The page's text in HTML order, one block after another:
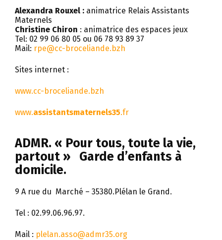
Alexandra Rouxel : animatrice Relais Assistants
Maternels
Christine Chiron : animatrice des espaces jeux
Tel: 02 99 06 80 05 ou 06 78 93 89 37
Mail: rpe@cc-broceliande.bzh
Sites internet :
www.cc-broceliande.bzh
www.assistantsmaternels35.fr
ADMR. « Pour tous, toute la vie,
partout » Garde d’enfants à
domicile.
9 A rue du Marché – 35380.Plélan le Grand.
Tel : 02.99.06.96.97.
Mail : plelan.asso@admr35.org